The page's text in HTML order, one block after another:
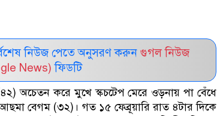
নিউজ পেতে অনুসরণ করুন গুগল নিউজ
News) ফিডটি
অচেতন করে মুখে স্কচটেপ মেরে ওড়নায় পা বেঁধে
আছমা বেগম (৩২)। গত ১৫ ফেব্রূয়ারি রাত ৪টার দিকে